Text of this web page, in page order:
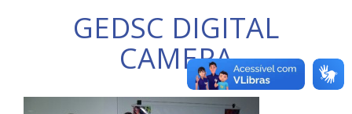
GEDSC DIGITAL
CAMERA